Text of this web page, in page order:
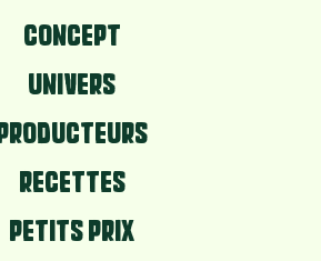
CONCEPT
UNIVERS
PRODUCTEURS
RECETTES
PETITS PRIX